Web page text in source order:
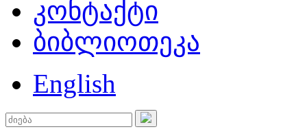
კონტაქტი
ბიბლიოთეკა
English